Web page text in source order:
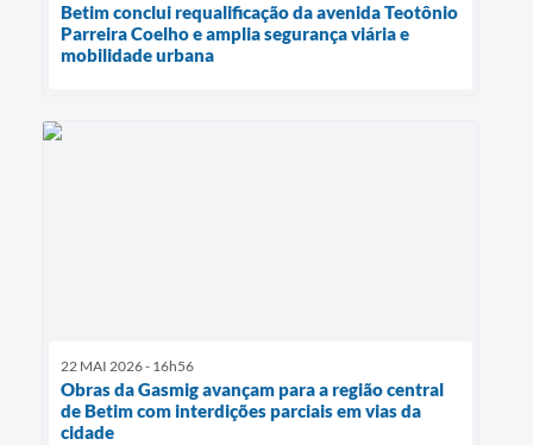
Betim conclui requalificação da avenida Teotônio
Parreira Coelho e amplia segurança viária e
mobilidade urbana
22 MAI 2026 - 16h56
Obras da Gasmig avançam para a região central
de Betim com interdições parciais em vias da
cidade